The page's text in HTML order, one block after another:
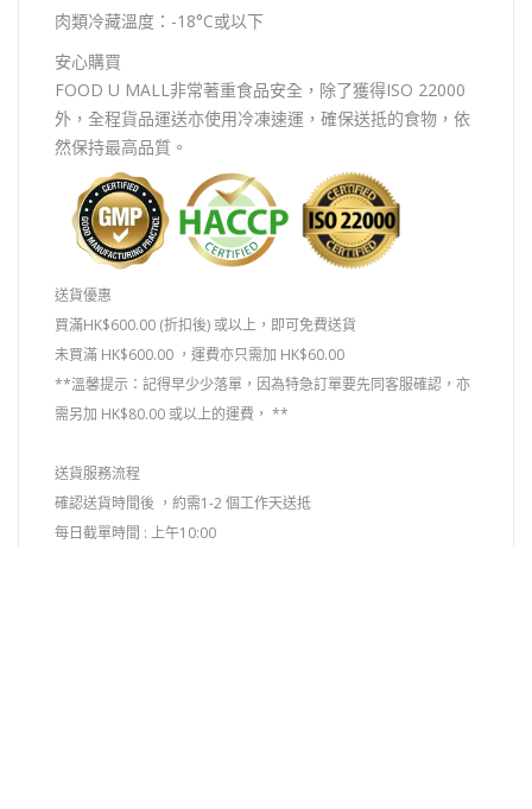
肉類冷藏溫度：-18°C或以下
安心購買
FOOD U MALL非常著重食品安全，除了獲得ISO 22000
外，全程貨品運送亦使用冷凍速運，確保送抵的食物，依
然保持最高品質。
送貨優惠
買滿HK$600.00 (折扣後) 或以上，即可免費送貨
​未買滿 HK$600.00 ，運費亦只需加 HK$60.00
**溫馨提示：記得早少少落單，因為特急訂單要先同客服確認，亦
需另加 HK$80.00 或以上的運費， **
送貨服務流程
確認送貨時間後 ，約需1-2 個工作天送抵
每日截單時間 : 上午10:00